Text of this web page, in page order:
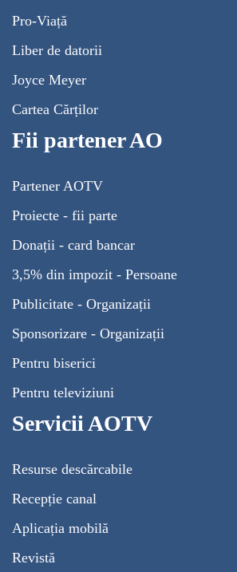
Pro-Viață
Liber de datorii
Joyce Meyer
Cartea Cărților
Fii partener AO
Partener AOTV
Proiecte - fii parte
Donații - card bancar
3,5% din impozit - Persoane
Publicitate - Organizații
Sponsorizare - Organizații
Pentru biserici
Pentru televiziuni
Servicii AOTV
Resurse descărcabile
Recepție canal
Aplicația mobilă
Revistă